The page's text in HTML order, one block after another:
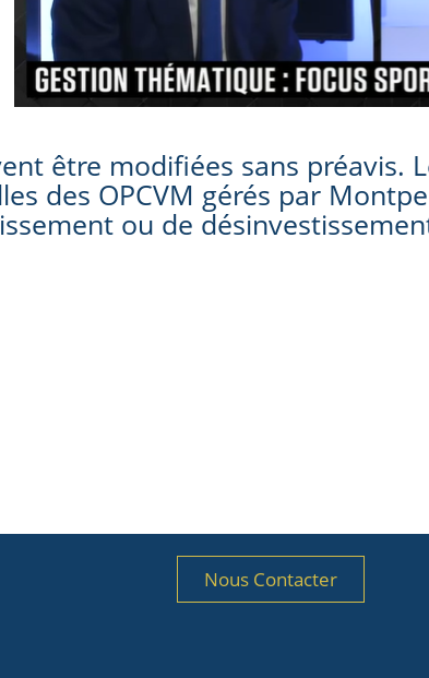
être modifiées sans préavis.
des OPCVM gérés par
ou de
Nous Contacter